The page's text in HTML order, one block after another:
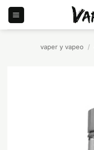
Saltar
contenido
vaper y vapeo /